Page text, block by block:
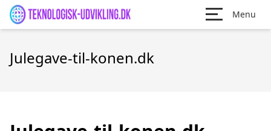
Menu
Julegave-til-konen.dk